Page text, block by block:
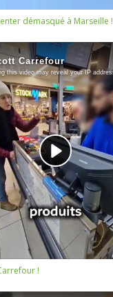
démasqué à Marseille !
!